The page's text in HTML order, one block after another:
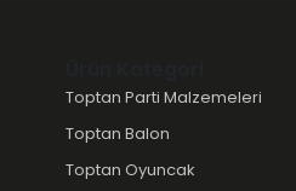
Toptan Parti Malzemeleri
Toptan Balon
Toptan Oyuncak